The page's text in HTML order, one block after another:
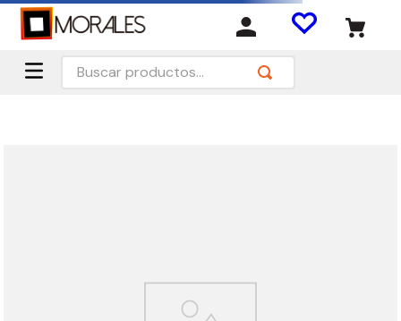
Buscar productos...